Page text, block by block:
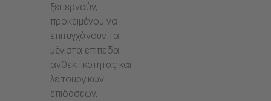
ξεπερνούν,
προκειμένου να
επιτυγχάνουν τα
μέγιστα επίπεδα
ανθεκτικότητας και
λειτουργικών
επιδόσεων.